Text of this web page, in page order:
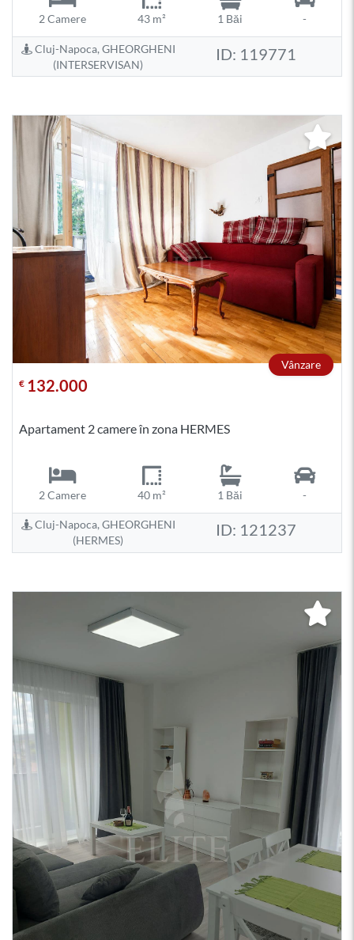
2 Camere 43 m² 1 Băi -
Cluj-Napoca, GHEORGHENI
(INTERSERVISAN)
ID: 119771
Vânzare
€ 132.000
Apartament 2 camere în zona HERMES
2 Camere 40 m² 1 Băi -
Cluj-Napoca, GHEORGHENI
(HERMES)
ID: 121237